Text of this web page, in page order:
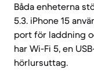
Båda enheterna
5.3. iPhone 15
port för laddning
har Wi-Fi 5, en
hörlursuttag.